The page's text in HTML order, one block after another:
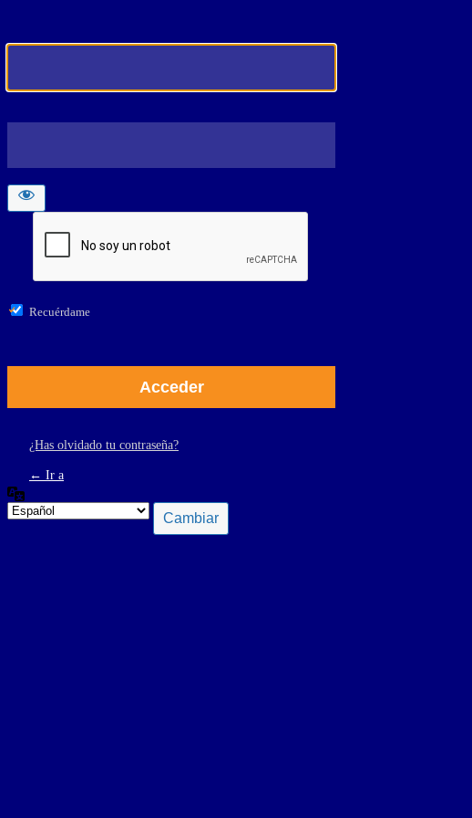
Recuérdame
¿Has olvidado tu contraseña?
← Ir a